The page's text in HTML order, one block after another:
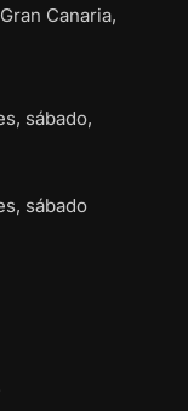
Canaria,
sábado,
sábado